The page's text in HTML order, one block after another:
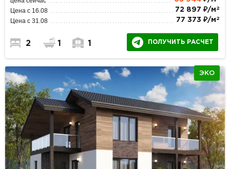
Цена с 16.08 72 897 ₽/м 2
Цена с 31.08 77 373 ₽/м 2
2 1 1 ПОЛУЧИТЬ РАСЧЕТ
ЭКО